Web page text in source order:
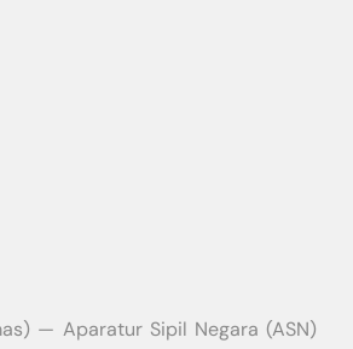
— Aparatur Sipil Negara (ASN)